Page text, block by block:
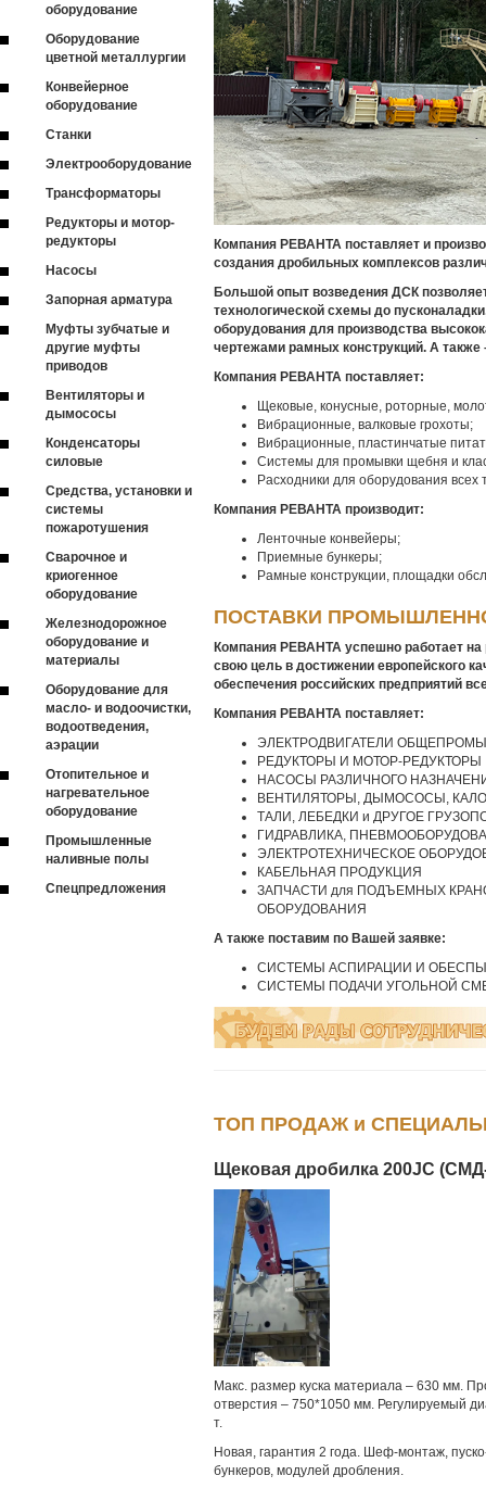
оборудование
Оборудование
цветной металлургии
Конвейерное
оборудование
Станки
Электрооборудование
Трансформаторы
Редукторы и мотор-
редукторы
Насосы
Запорная арматура
Муфты зубчатые и
другие муфты
приводов
Вентиляторы и
дымососы
Конденсаторы
силовые
Средства, установки и
системы
пожаротушения
Сварочное и
криогенное
оборудование
Железнодорожное
оборудование и
материалы
Оборудование для
масло- и водоочистки,
водоотведения,
аэрации
Отопительное и
нагревательное
оборудование
Промышленные
наливные полы
Спецпредложения
Компания РЕВАНТА поставляет и
создания дробильных комплексов
Большой опыт возведения ДСК
технологической схемы до
оборудования для производства
чертежами рамных конструкций. А
Компания РЕВАНТА поставляет:
Щековые, конусные, роторные,
Вибрационные, валковые грохоты;
Вибрационные, пластинчатые
Системы для промывки щебня и
Расходники для оборудования всех
Компания РЕВАНТА производит:
Ленточные конвейеры;
Приемные бункеры;
Рамные конструкции, площадки
ПОСТАВКИ
Компания РЕВАНТА успешно работает
свою цель в достижении европейского
обеспечения российских предприятий
Компания РЕВАНТА поставляет:
ЭЛЕКТРОДВИГАТЕЛИ
РЕДУКТОРЫ И МОТОР-РЕДУКТОРЫ
НАСОСЫ РАЗЛИЧНОГО
ВЕНТИЛЯТОРЫ, ДЫМОСОСЫ,
ТАЛИ, ЛЕБЕДКИ и ДРУГОЕ
ГИДРАВЛИКА,
ЭЛЕКТРОТЕХНИЧЕСКОЕ
КАБЕЛЬНАЯ ПРОДУКЦИЯ
ЗАПЧАСТИ для ПОДЪЕМНЫХ
ОБОРУДОВАНИЯ
А также поставим по Вашей заявке:
СИСТЕМЫ АСПИРАЦИИ И
СИСТЕМЫ ПОДАЧИ УГОЛЬНОЙ
ТОП ПРОДАЖ и
Щековая дробилка 200JC
Макс. размер куска материала – 630 мм.
отверстия – 750*1050 мм. Регулируемый
т.
Новая, гарантия 2 года. Шеф-монтаж,
бункеров, модулей дробления.